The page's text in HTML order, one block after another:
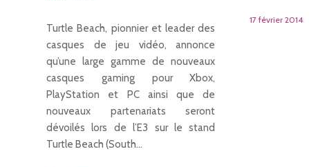
Turtle Beach, pionnier et leader des
casques de jeu vidéo, annonce
qu’une large gamme de nouveaux
casques gaming pour Xbox,
PlayStation et PC ainsi que de
nouveaux partenariats seront
dévoilés lors de l’E3 sur le stand
Turtle Beach (South…
17 février 2014